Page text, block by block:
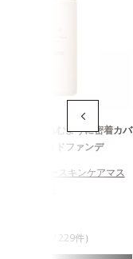
しくとけ込むように密着カバ
レスリキッドファンデ
ユー カラースキンケアマス
（3.76 / 229件）